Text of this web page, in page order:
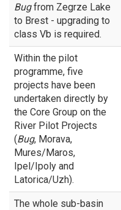
Bugfrom Zegrze Lake
to Brest - upgrading to
class Vb is required.
Within the pilot
programme, five
projects have been
undertaken directly by
the Core Group on the
River Pilot Projects
(Bug, Morava,
Mures/Maros,
Ipel/Ipoly and
Latorica/Uzh).
The whole sub-basin